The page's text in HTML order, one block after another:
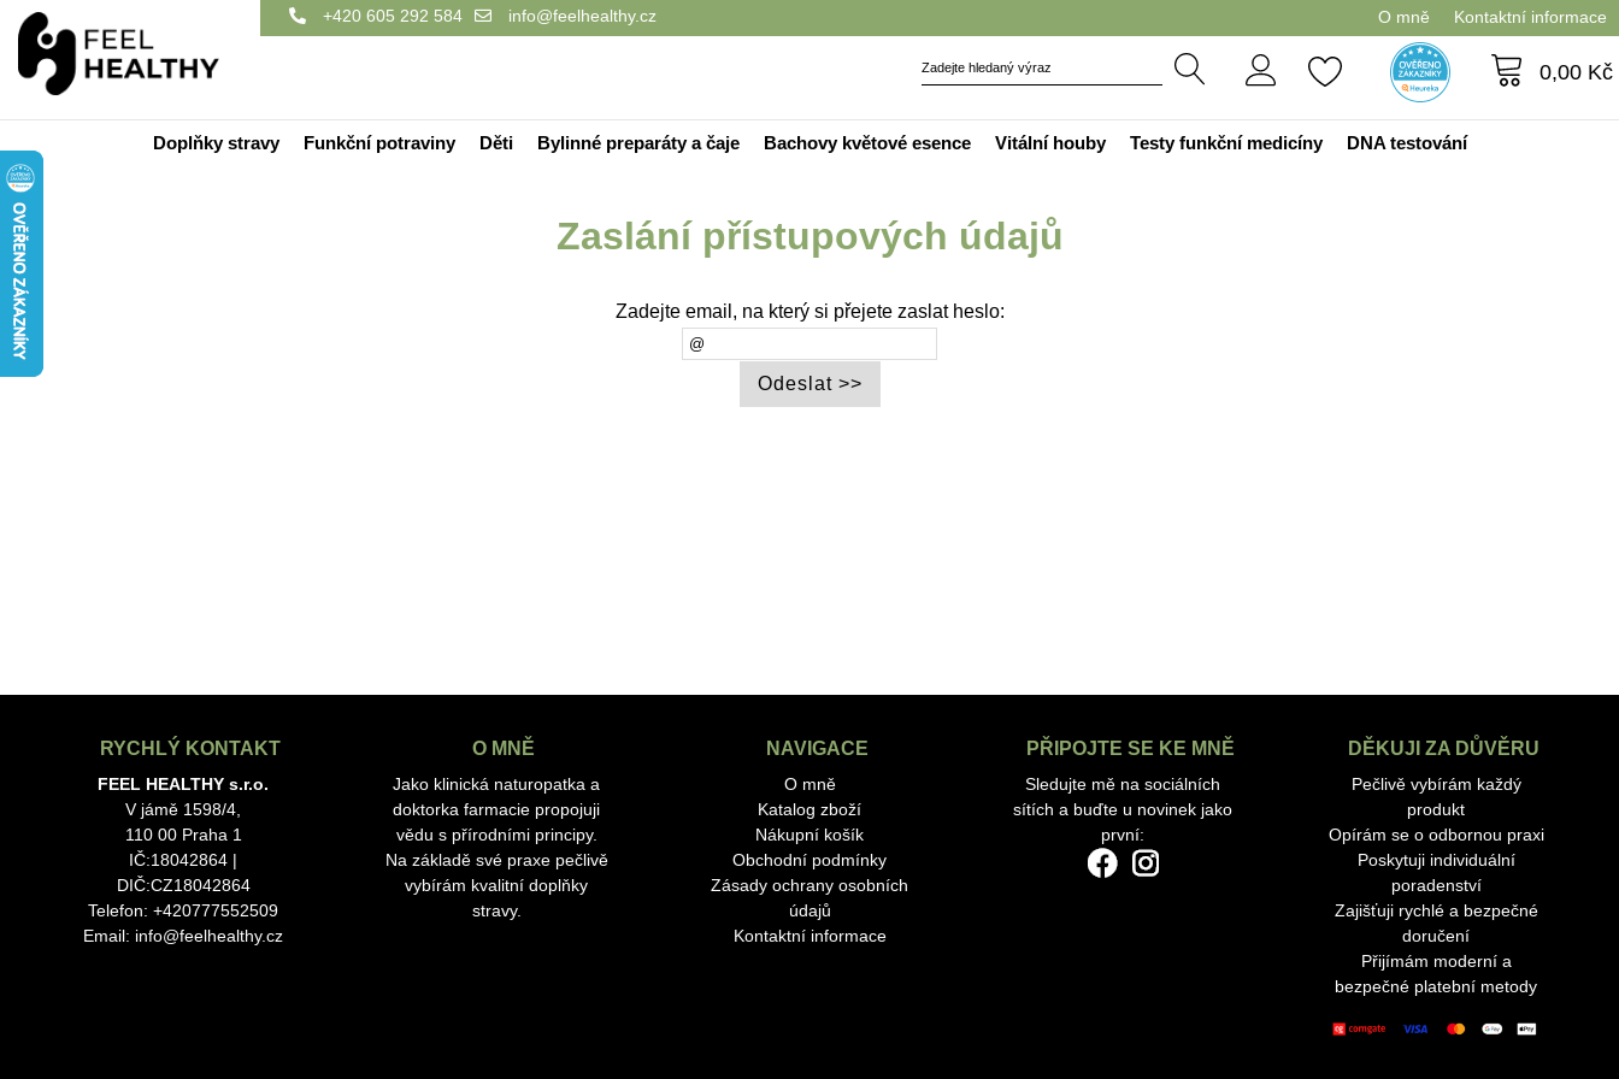
+420 605 292 584 info@feelhealthy.cz
0,00 Kč
O mně Kontaktní informace
Doplňky stravy Funkční potraviny Děti Bylinné preparáty a čaje Bachovy květové esence Vitální houby Testy funkční medicíny DNA testování
Zaslání přístupových údajů
Zadejte email, na který si přejete zaslat heslo:
RYCHLÝ KONTAKT
FEEL HEALTHY s.r.o.
V jámě 1598/4,
110 00 Praha 1
IČ:18042864 |
DIČ:CZ18042864
Telefon: +420777552509
Email: info@feelhealthy.cz
O MNĚ
Jako klinická naturopatka a
doktorka farmacie propojuji
vědu s přírodními principy.
Na základě své praxe pečlivě
vybírám kvalitní doplňky
stravy.
NAVIGACE
O mně
Katalog zboží
Nákupní košík
Obchodní podmínky
Zásady ochrany osobních
údajů
Kontaktní informace
PŘIPOJTE SE KE MNĚ
Sledujte mě na sociálních
sítích a buďte u novinek jako
první:
DĚKUJI ZA DŮVĚRU
Pečlivě vybírám každý
produkt
Opírám se o odbornou praxi
Poskytuji individuální
poradenství
Zajišťuji rychlé a bezpečné
doručení
Přijímám moderní a
bezpečné platební metody